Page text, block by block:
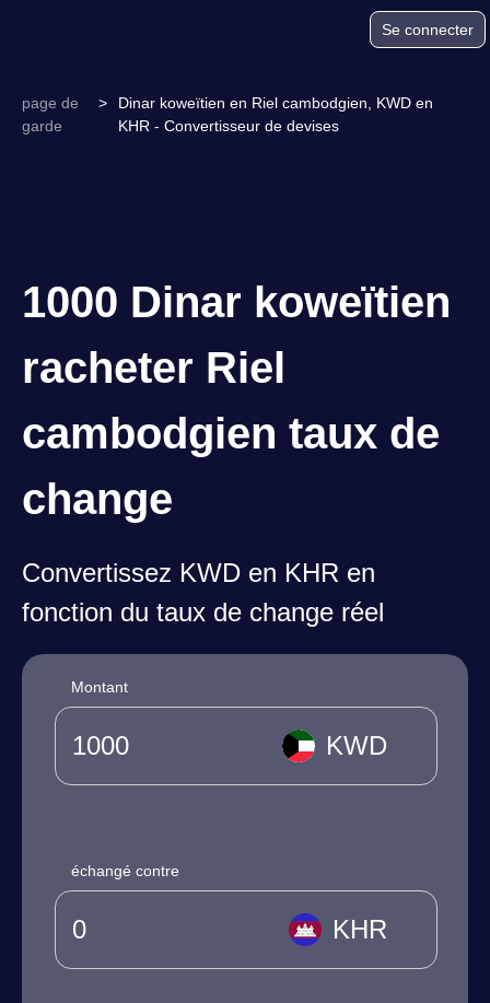
Se connecter
page de
garde
>
Dinar koweïtien en Riel cambodgien, KWD en
KHR - Convertisseur de devises
1000 Dinar koweïtien
racheter Riel
cambodgien taux de
change
Convertissez KWD en KHR en
fonction du taux de change réel
Montant
KWD
échangé contre
KHR